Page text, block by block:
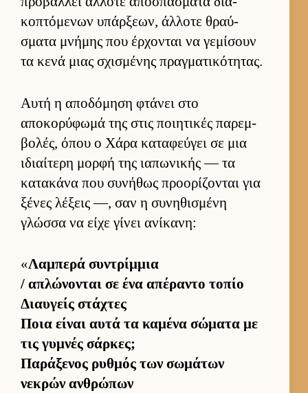
κοπτόμενων υπάρ­ξεων, άλ­λοτε θραύ­
σματα μνήμης που έρ­χονται να γεμίσουν
τα κενά μιας σχισμένης πραγ­ματικότητας.
Αυτή η αποδόμηση φτάνει στο
αποκορύφωμά της στις ποι­ητικές παρεμ­
βολές, όπου ο Χάρα καταφεύ­γει σε μια
ιδιαί­τερη μορφή της ια­πωνικής — τα
κατακάνα που συνήθως προορίζονται για
ξένες λέξεις —, σαν η συνηθισμένη
γλώσσα να είχε γίνει ανίκανη:
«Λαμπερά συντρίμ­μια
/ απλώνονται σε ένα απέραντο τοπίο
Διαυ­γείς στάχτες
Ποια εί­ναι αυτά τα καμένα σώματα με
τις γυμνές σάρ­κες;
Παράξενος ρυθ­μός των σωμάτων
νεκρών αν­θρώπων